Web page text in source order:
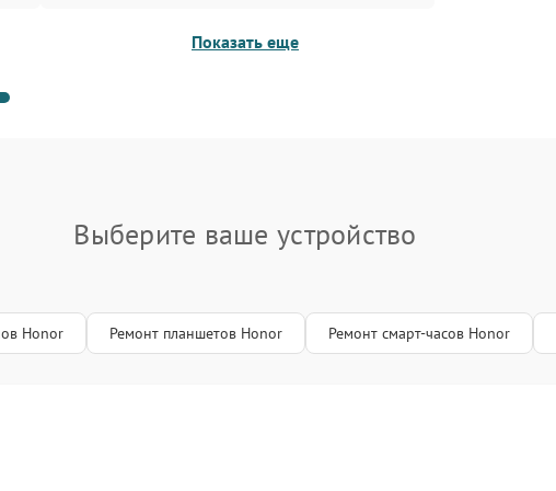
Показать еще
Выберите ваше устройство
Honor Ремонт планшетов Honor Ремонт смарт-часов Honor